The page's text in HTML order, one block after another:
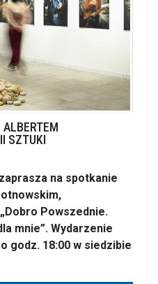
SZTUKI
na spotkanie
Powszednie.
mnie”. Wydarzenie
godz. 18:00 w siedzibie